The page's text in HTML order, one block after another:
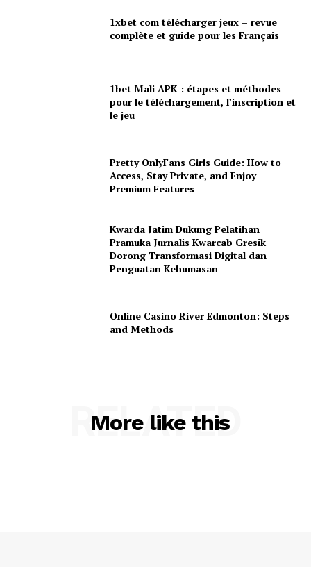
1xbet com télécharger jeux – revue
complète et guide pour les Français
1bet Mali APK : étapes et méthodes
pour le téléchargement, l’inscription et
le jeu
Pretty OnlyFans Girls Guide: How to
Access, Stay Private, and Enjoy
Premium Features
Kwarda Jatim Dukung Pelatihan
Pramuka Jurnalis Kwarcab Gresik
Dorong Transformasi Digital dan
Penguatan Kehumasan
Online Casino River Edmonton: Steps
and Methods
More like this
RELATED